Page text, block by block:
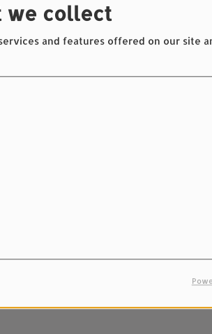
we collect
and features offered on our site